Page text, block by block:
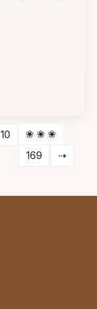
10
❀ ❀ ❀
169
⇢